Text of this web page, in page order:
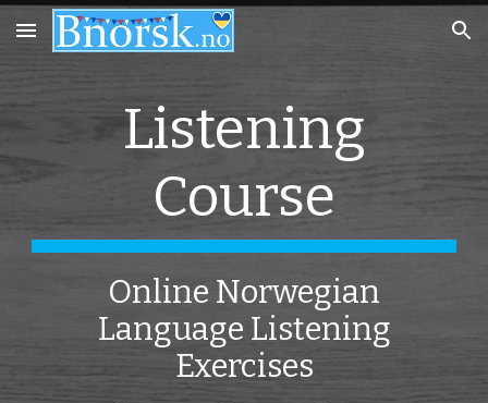
Skip to main content Skip to navigation
Listening
Course
Online Norwegian
Language Listening
Exercises